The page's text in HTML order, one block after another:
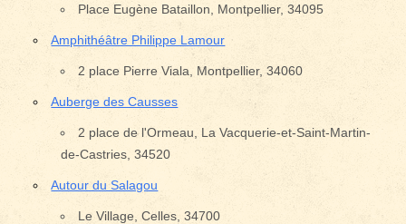
Place Eugène Bataillon, Montpellier, 34095
Amphithéâtre Philippe Lamour
2 place Pierre Viala, Montpellier, 34060
Auberge des Causses
2 place de l'Ormeau, La Vacquerie-et-Saint-Martin-
de-Castries, 34520
Autour du Salagou
Le Village, Celles, 34700